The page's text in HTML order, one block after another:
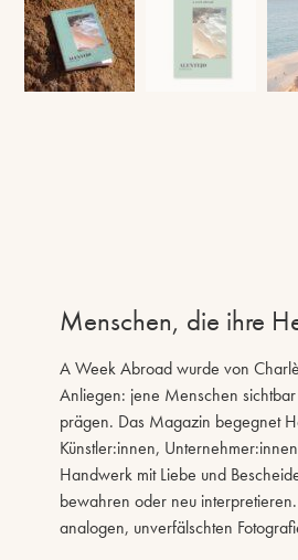
Menschen, die ihre
A Week Abroad wurde von
Anliegen: jene Menschen
prägen. Das Magazin begegnet
Künstler:innen,
Handwerk mit Liebe und
bewahren oder neu
analogen, unverfälschten